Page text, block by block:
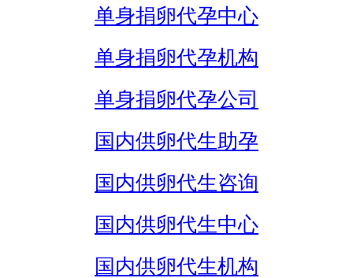
单身捐卵代孕中心
单身捐卵代孕机构
单身捐卵代孕公司
国内供卵代生助孕
国内供卵代生咨询
国内供卵代生中心
国内供卵代生机构